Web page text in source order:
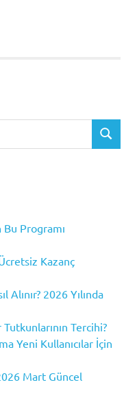
SEARCH
Programı
Kazanç
Alınır? 2026 Yılında
Tercihi?
Yeni Kullanıcılar İçin
Mart Güncel